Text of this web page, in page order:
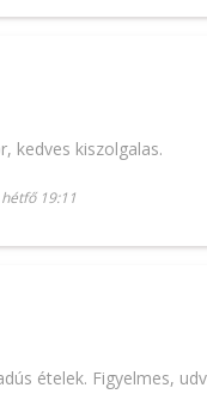
kedves kiszolgalas.
19:11
ételek. Figyelmes,